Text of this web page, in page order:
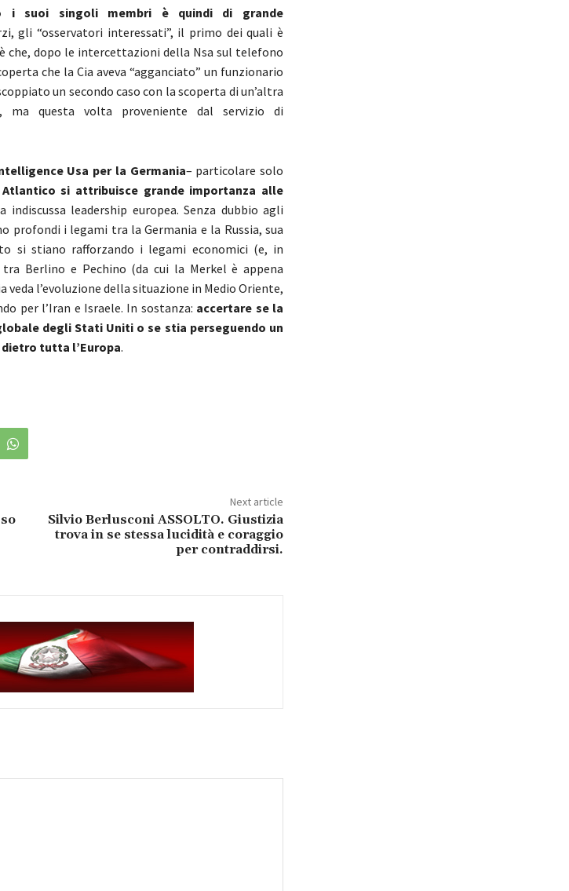
i suoi singoli membri è quindi di grande
gli “osservatori interessati”, il primo dei quali è
che, dopo le intercettazioni della Nsa sul telefono
che la Cia aveva “agganciato” un funzionario
un secondo caso con la scoperta di un’altra
ma questa volta proveniente dal servizio di
Usa per la Germania– particolare solo
si attribuisce grande importanza alle
indiscussa leadership europea. Senza dubbio agli
profondi i legami tra la Germania e la Russia, sua
si stiano rafforzando i legami economici (e, in
Berlino e Pechino (da cui la Merkel è appena
l’evoluzione della situazione in Medio Oriente,
per l’Iran e Israele. In sostanza: accertare se la
degli Stati Uniti o se stia perseguendo un
tutta l’Europa.
Next article
Silvio Berlusconi ASSOLTO. Giustizia
trova in se stessa lucidità e coraggio
per contraddirsi.